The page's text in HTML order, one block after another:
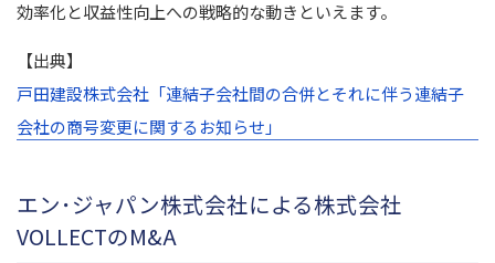
効率化と収益性向上への戦略的な動きといえます。
【出典】
戸田建設株式会社「連結子会社間の合併とそれに伴う連結子
会社の商号変更に関するお知らせ」
エン･ジャパン株式会社による株式会社
VOLLECTのM&A